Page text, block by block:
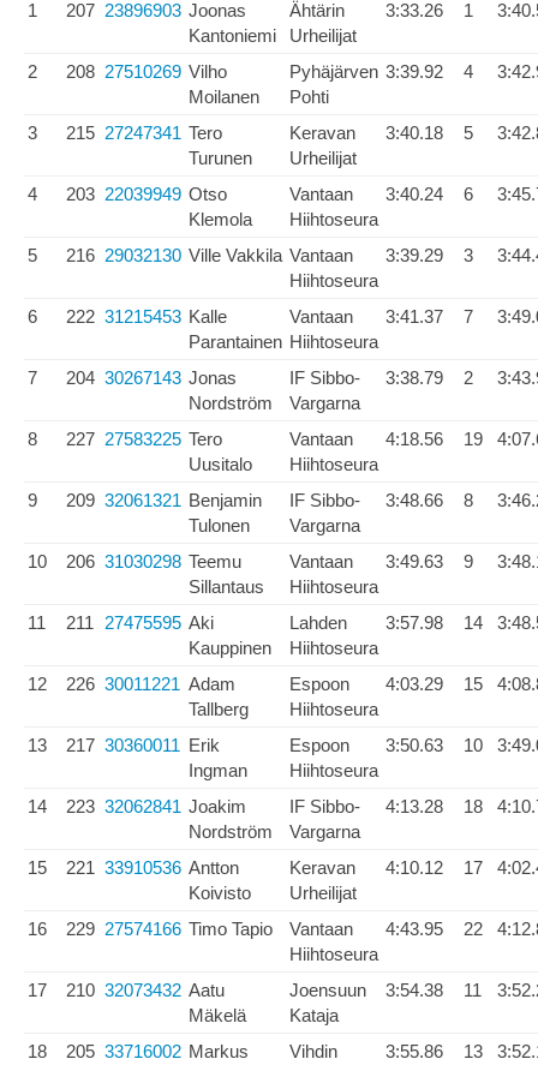
1 207 23896903 Joonas
Kantoniemi
Ähtärin
Urheilijat
3:33.26 1
2 208 27510269 Vilho
Moilanen
Pyhäjärven
Pohti
3:39.92 4
3 215 27247341 Tero
Turunen
Keravan
Urheilijat
3:40.18 5
4 203 22039949 Otso
Klemola
Vantaan
Hiihtoseura
3:40.24 6
5 216 29032130 Ville Vakkila Vantaan
Hiihtoseura
3:39.29 3
6 222 31215453 Kalle
Parantainen
Vantaan
Hiihtoseura
3:41.37 7
7 204 30267143 Jonas
Nordström
IF Sibbo-
Vargarna
3:38.79 2
8 227 27583225 Tero
Uusitalo
Vantaan
Hiihtoseura
4:18.56 19
9 209 32061321 Benjamin
Tulonen
IF Sibbo-
Vargarna
3:48.66 8
10 206 31030298 Teemu
Sillantaus
Vantaan
Hiihtoseura
3:49.63 9
11 211 27475595 Aki
Kauppinen
Lahden
Hiihtoseura
3:57.98 14
12 226 30011221 Adam
Tallberg
Espoon
Hiihtoseura
4:03.29 15
13 217 30360011 Erik
Ingman
Espoon
Hiihtoseura
3:50.63 10
14 223 32062841 Joakim
Nordström
IF Sibbo-
Vargarna
4:13.28 18
15 221 33910536 Antton
Koivisto
Keravan
Urheilijat
4:10.12 17
16 229 27574166 Timo Tapio
Vantaan
Hiihtoseura
4:43.95 22
17 210 32073432 Aatu
Mäkelä
Joensuun
Kataja
3:54.38 11
18 205 33716002 Markus
Vihdin
3:55.86 13